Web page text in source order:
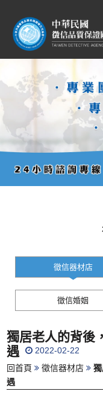
徵信器材店
徵信婚姻
獨居老人的背後
遇
2022-02-22
回首頁
徵信器材店
遇